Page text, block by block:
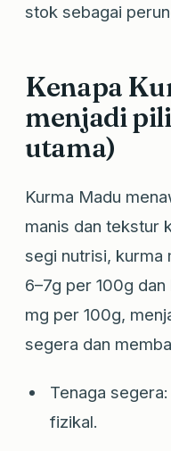
stok sebagai
Kenapa
menjadi
utama)
Kurma Madu
manis dan tekstur
segi nutrisi, kurma
6–7g per 100g
mg per 100g,
segera dan
Tenaga
fizikal.